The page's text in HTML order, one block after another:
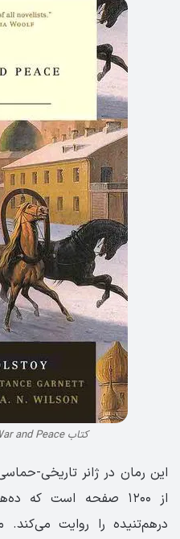
کتاب War and Peace نوشته لئو تولستوی
این رمان در ژانر تاریخی-
از ۱۲۰۰ صفحه است
درهم‌تنیده را روایت